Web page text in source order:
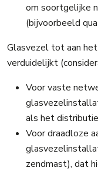
om soortgelijke
(bijvoorbeeld
Glasvezel tot aan
verduidelijkt
Voor vaste
als het
Voor draadloze
zendmast), dat